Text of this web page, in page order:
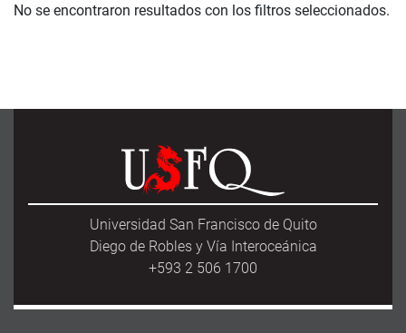
No se encontraron resultados con los filtros seleccionados.
Universidad San Francisco de Quito
Diego de Robles y Vía Interoceánica
+593 2 506 1700